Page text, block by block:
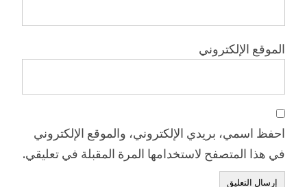
الموقع الإلكتروني
احفظ اسمي، بريدي الإلكتروني، والموقع الإلكتروني
في هذا المتصفح لاستخدامها المرة المقبلة في تعليقي.